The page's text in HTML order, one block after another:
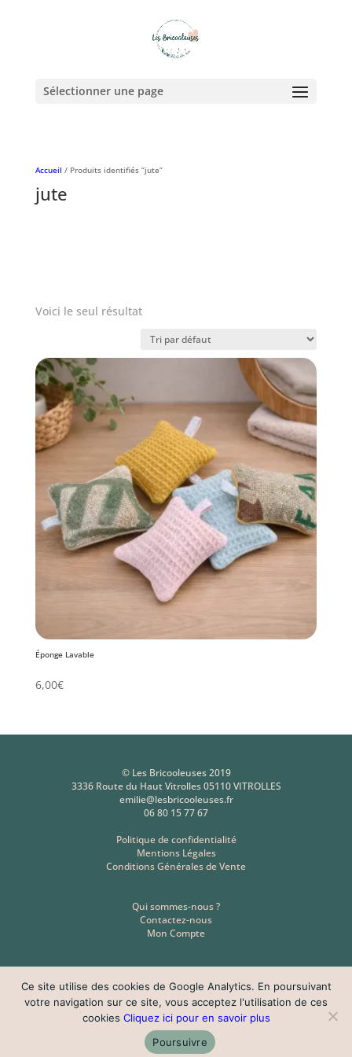
Sélectionner une page
Accueil / Produits identifiés “jute”
jute
Voici le seul résultat
Éponge Lavable
6,00€
© Les Bricooleuses 2019
3336 Route du Haut Vitrolles 05110 VITROLLES
emilie@lesbricooleuses.fr
06 80 15 77 67
Politique de confidentialité
Mentions Légales
Conditions Générales de Vente
Qui sommes-nous ?
Contactez-nous
Mon Compte
Ce site utilise des cookies de Google Analytics. En poursuivant
votre navigation sur ce site, vous acceptez l'utilisation de ces
cookies Cliquez ici pour en savoir plus
Poursuivre